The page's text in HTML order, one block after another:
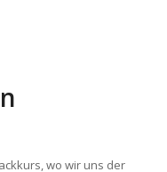
wo wir uns der